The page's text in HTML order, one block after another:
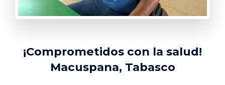
¡Comprometidos con la salud!
Macuspana, Tabasco